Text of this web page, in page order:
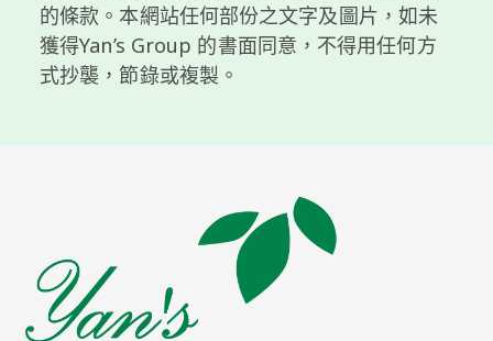
的條款。本網站任何部份之文字及圖片，如未
獲得Yan’s Group 的書面同意，不得用任何方
式抄襲，節錄或複製。